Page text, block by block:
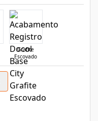
Grafite
Escovado